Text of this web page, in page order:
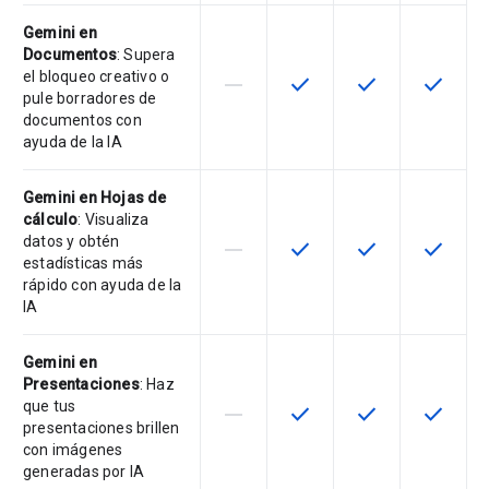
Gemini en
Documentos: Supera
el bloqueo creativo o
pule borradores de
documentos con
ayuda de la IA
Esta función no está disponible en
horizontal_rule Esta función está
check Esta función
check Esta
check
Gemini en Hojas de
cálculo: Visualiza
datos y obtén
estadísticas más
rápido con ayuda de la
IA
Esta función no está disponible en
horizontal_rule Esta función está
check Esta función
check Esta
check
Gemini en
Presentaciones: Haz
que tus
presentaciones brillen
con imágenes
generadas por IA
Esta función no está disponible en
horizontal_rule Esta función está
check Esta función
check Esta
check